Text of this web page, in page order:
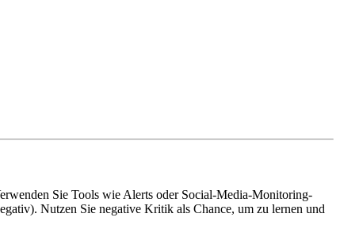
Sie Tools wie Alerts oder Social-Media-Monitoring-
Nutzen Sie negative Kritik als Chance, um zu lernen und